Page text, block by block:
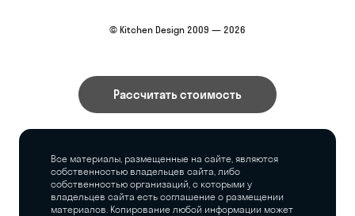
© Kitchen Design 2009 — 2026
Рассчитать стоимость
Все материалы, размещенные на сайте, являются
собственностью владельцев сайта, либо
собственностью организаций, с которыми у
владельцев сайта есть соглашение о размещении
материалов. Копирование любой информации может